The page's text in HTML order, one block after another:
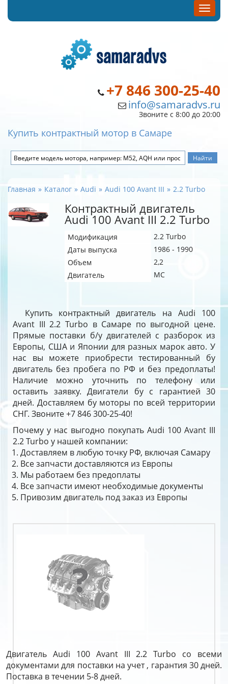
+7 846 300-25-40
info@samaradvs.ru
Звоните с 8:00 до 20:00
Купить контрактный мотор в Самаре
Главная Каталог Audi Audi 100 Avant III 2.2 Turbo
Контрактный двигатель
Audi 100 Avant III 2.2 Turbo
Модификация
2.2 Turbo
Даты выпуска
1986 - 1990
Объем
2,2
Двигатель
MC
Купить контрактный двигатель на Audi 100
Avant III 2.2 Turbo в Самаре по выгодной цене.
Прямые поставки б/у двигателей с разборок из
Европы, США и Японии для разных марок авто. У
нас вы можете приобрести тестированный бу
двигатель без пробега по РФ и без предоплаты!
Наличие можно уточнить по телефону или
оставить заявку. Двигатели бу с гарантией 30
дней. Доставляем бу моторы по всей территории
СНГ. Звоните +7 846 300-25-40!
Почему у нас выгодно покупать Audi 100 Avant III
2.2 Turbo у нашей компании:
Доставляем в любую точку РФ, включая Самару
Все запчасти доставляются из Европы
Мы работаем без предоплаты
Все запчасти имеют необходимые документы
Привозим двигатель под заказ из Европы
Двигатель Audi 100 Avant III 2.2 Turbo со всеми
документами для поставки на учет , гарантия 30 дней.
Поставка в течении 5-8 дней.